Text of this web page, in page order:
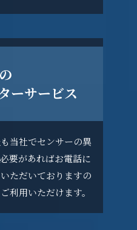
ーサービス
当社でセンサーの異
要があればお電話に
ただいておりますの
利用いただけます。